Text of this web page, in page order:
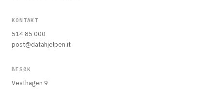
KONTAKT
514 85 000
post@datahjelpen.it
BESØK
Vesthagen 9